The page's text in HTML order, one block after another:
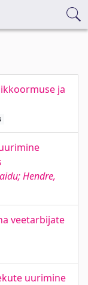
ja
Hendre,
veetarbijate
uurimine